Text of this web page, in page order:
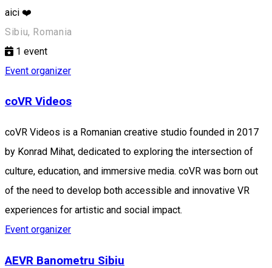
aici ❤️
Sibiu, Romania
1 event
Event organizer
coVR Videos
coVR Videos is a Romanian creative studio founded in 2017
by Konrad Mihat, dedicated to exploring the intersection of
culture, education, and immersive media. coVR was born out
of the need to develop both accessible and innovative VR
experiences for artistic and social impact.
Event organizer
AEVR Banometru Sibiu